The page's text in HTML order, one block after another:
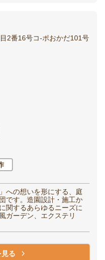
2番16号コ-ポおかだ101号
への想いを形にする、庭
です。造園設計・施工か
関するあらゆるニーズに
ガーデン、エクステリ
る